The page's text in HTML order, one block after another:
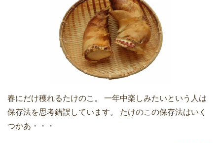
春にだけ穫れるたけのこ。 一年中楽しみたいという人は
保存法を思考錯誤しています。 たけのこの保存法はいく
つかあ・・・